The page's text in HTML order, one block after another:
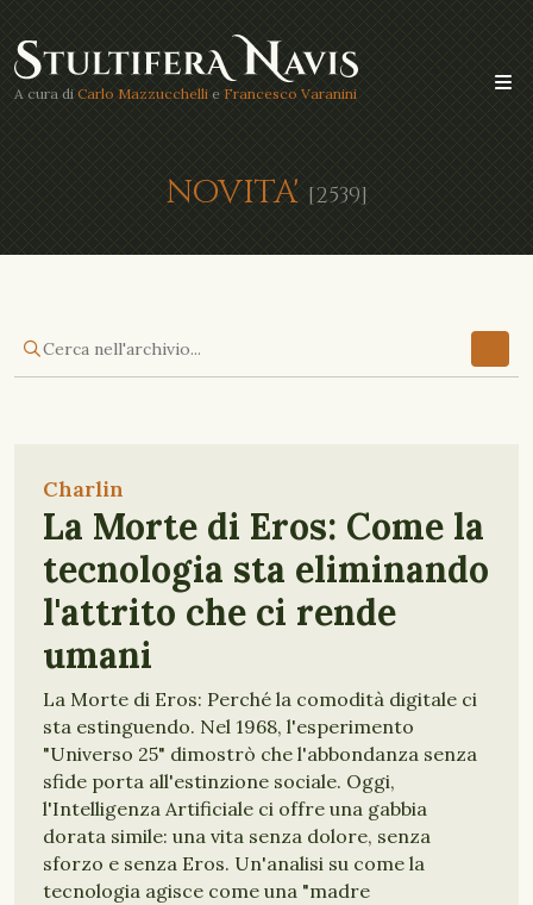
A cura di Carlo Mazzucchelli e Francesco Varanini
NOVITA' [2539]
Charlin
La Morte di Eros: Come la
tecnologia sta eliminando
l'attrito che ci rende
umani
La Morte di Eros: Perché la comodità digitale ci
sta estinguendo. Nel 1968, l'esperimento
"Universo 25" dimostrò che l'abbondanza senza
sfide porta all'estinzione sociale. Oggi,
l'Intelligenza Artificiale ci offre una gabbia
dorata simile: una vita senza dolore, senza
sforzo e senza Eros. Un'analisi su come la
tecnologia agisce come una "madre